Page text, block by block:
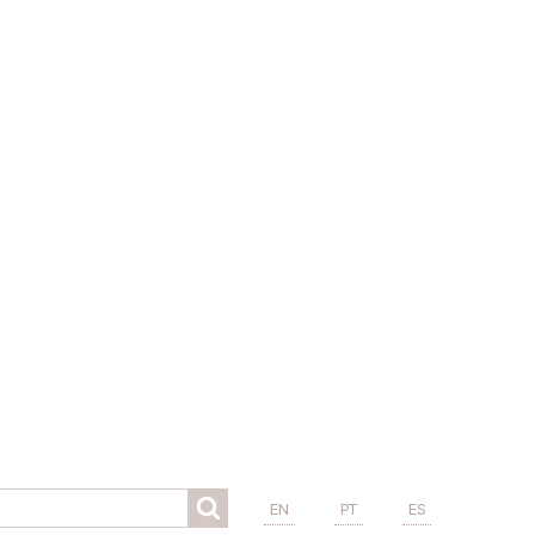
EN PT ES